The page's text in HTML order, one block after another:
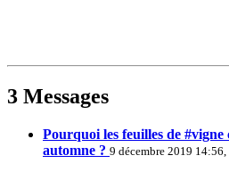
3 Messages
Pourquoi les feuilles de
automne ? 9 décembre 2019 14:56,